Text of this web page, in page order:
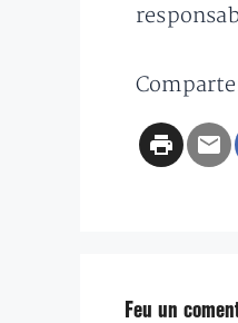
Feu un